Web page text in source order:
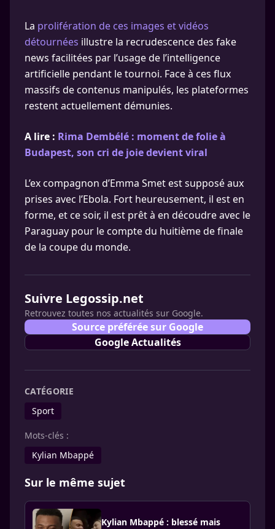
La prolifération de ces images et vidéos
détournées illustre la recrudescence des fake
news facilitées par l’usage de l’intelligence
artificielle pendant le tournoi. Face à ces flux
massifs de contenus manipulés, les plateformes
restent actuellement démunies.
A lire : Rima Dembélé : moment de folie à
Budapest, son cri de joie devient viral
L’ex compagnon d’Emma Smet est supposé aux
prises avec l’Ebola. Fort heureusement, il est en
forme, et ce soir, il est prêt à en découdre avec le
Paraguay pour le compte du huitième de finale
de la coupe du monde.
Suivre Legossip.net
Retrouvez toutes nos actualités sur Google.
Source préférée sur Google
Google Actualités
CATÉGORIE
Sport
Mots-clés :
Kylian Mbappé
Sur le même sujet
Kylian Mbappé : blessé mais